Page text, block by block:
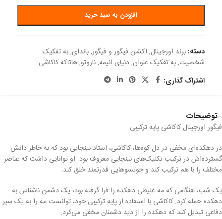
افزودن به سبد خرید
دسته: برند اورجینال, اکشن فیگور و فیگور,باندای,به تفکیک
شخصیت,به تفکیک عنوان,دنیای انیمه,ناروتو,هاتاکه کاکاشی
اشتراک گذاری:
توضیحات
فیگور اورجینال کاکاشی پایه ترکیبی
در دهکده‌ای مخفی در دل کوه‌ها، کاکاشی، استاد نینجایی بود که به خاطر دانش
گسترده‌اش در ترکیب تکنیک‌های نینجایی معروف بود. او توانایی داشت که عناصر
مختلف را با هم ترکیب کند و جوتسوهایی قدرتمند خلق کند.
یک شب، هنگامی که مه غلیظی دهکده را فرا گرفته بود، یک دشمن ناشناس به
دهکده حمله کرد. کاکاشی با استفاده از پایه ترکیبی خود، توانست مه را به یک سپر
دفاعی تبدیل کند که دهکده را از دید دشمنان مخفی می‌کرد.